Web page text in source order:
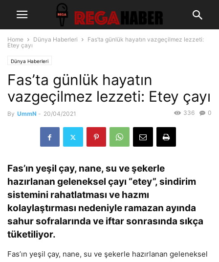
Home Dünya Haberleri
Fas’ta günlük hayatın vazgeçilmez lezzeti:
Etey çayı
Dünya Haberleri
Fas’ta günlük hayatın
vazgeçilmez lezzeti: Etey çayı
By UmmN - 20/04/2021 0
336
Fas’ın yeşil çay, nane, su ve şekerle
hazırlanan geleneksel çayı “etey”, sindirim
sistemini rahatlatması ve hazmı
kolaylaştırması nedeniyle ramazan ayında
sahur sofralarında ve iftar sonrasında sıkça
tüketiliyor.
Fas’ın yeşil çay, nane, su ve şekerle hazırlanan geleneksel